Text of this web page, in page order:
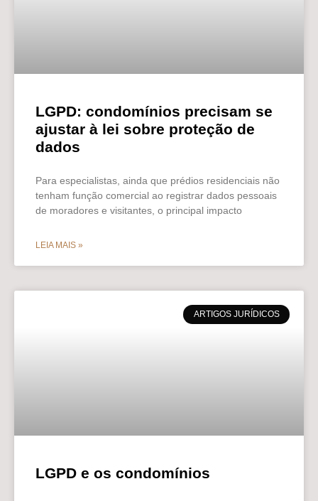
LGPD: condomínios precisam se
ajustar à lei sobre proteção de
dados
Para especialistas, ainda que prédios residenciais não
tenham função comercial ao registrar dados pessoais
de moradores e visitantes, o principal impacto
LEIA MAIS »
ARTIGOS JURÍDICOS
LGPD e os condomínios